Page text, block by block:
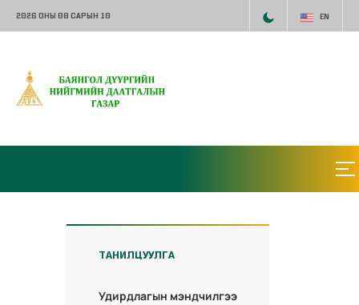
2026 ОНЫ 08 САРЫН 10 EN
ТАНИЛЦУУЛГА
Удирдлагын мэндчилгээ